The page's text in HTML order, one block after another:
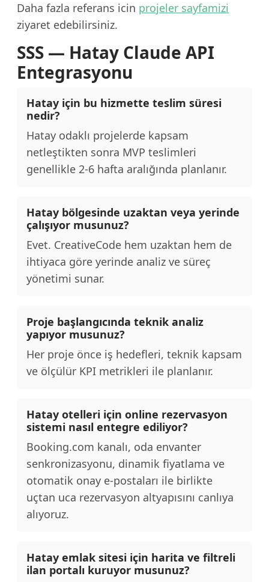
Daha fazla referans icin projeler sayfamizi
ziyaret edebilirsiniz.
SSS — Hatay Claude API
Entegrasyonu
Hatay için bu hizmette teslim süresi
nedir?
Hatay odaklı projelerde kapsam
netleştikten sonra MVP teslimleri
genellikle 2-6 hafta aralığında planlanır.
Hatay bölgesinde uzaktan veya yerinde
çalışıyor musunuz?
Evet. CreativeCode hem uzaktan hem de
ihtiyaca göre yerinde analiz ve süreç
yönetimi sunar.
Proje başlangıcında teknik analiz
yapıyor musunuz?
Her proje önce iş hedefleri, teknik kapsam
ve ölçülür KPI metrikleri ile planlanır.
Hatay otelleri için online rezervasyon
sistemi nasıl entegre ediliyor?
Booking.com kanalı, oda envanter
senkronizasyonu, dinamik fiyatlama ve
otomatik onay e-postaları ile birlikte
uçtan uca rezervasyon altyapısını canlıya
alıyoruz.
Hatay emlak sitesi için harita ve filtreli
ilan portalı kuruyor musunuz?